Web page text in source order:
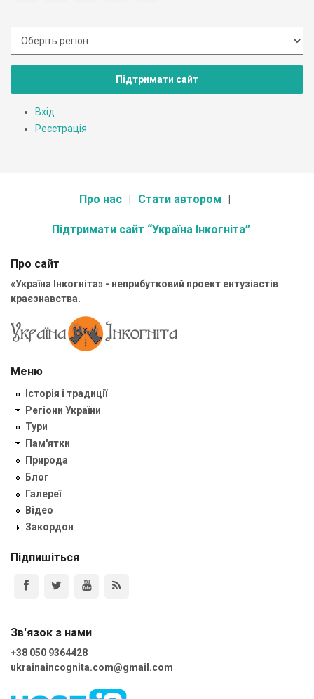
Підтримати сайт
Вхід
Реєстрація
Про нас Стати автором
Підтримати сайт “Україна Інкогніта”
Про сайт
«Україна Інкогніта» - неприбутковий проект ентузіастів
краєзнавства.
Меню
Історія і традиції
Регіони України
Тури
Пам'ятки
Природа
Блог
Галереї
Відео
Закордон
Підпишіться
Зв'язок з нами
+38 050 9364428
ukrainaincognita.com@gmail.com